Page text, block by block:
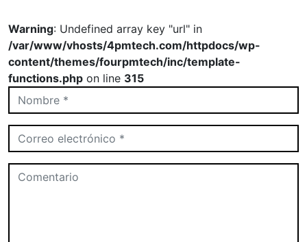
Warning: Undefined array key "url" in
/var/www/vhosts/4pmtech.com/httpdocs/wp-
content/themes/fourpmtech/inc/template-
functions.php on line 315